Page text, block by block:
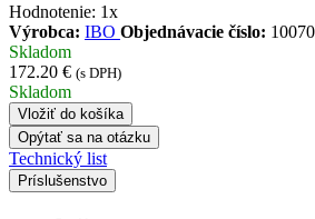
Hodnotenie: 1x
Výrobca: IBO Objednávacie číslo:
Skladom
172.20 € (s DPH)
Skladom
Vložiť do košíka
Opýtať sa na otázku
Technický list
Príslušenstvo